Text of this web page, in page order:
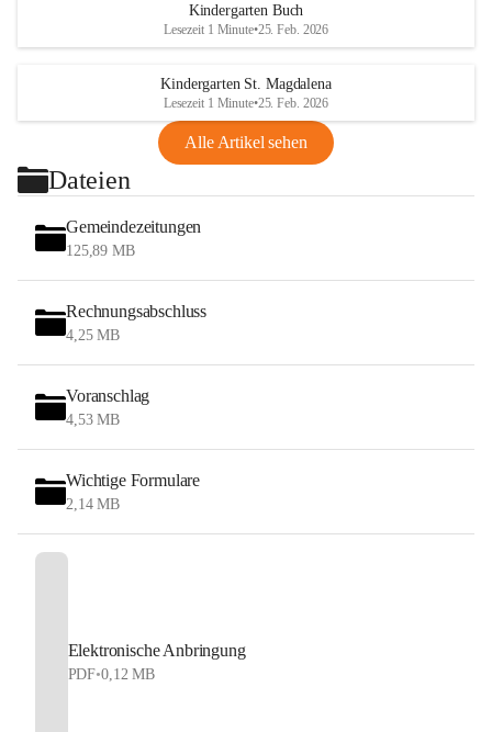
Kindergarten Buch
Lesezeit 1 Minute•25. Feb. 2026
Kindergarten St. Magdalena
Lesezeit 1 Minute•25. Feb. 2026
Alle Artikel sehen
Dateien
Gemeindezeitungen
125,89 MB
Rechnungsabschluss
4,25 MB
Voranschlag
4,53 MB
Wichtige Formulare
2,14 MB
Elektronische Anbringung
PDF•0,12 MB